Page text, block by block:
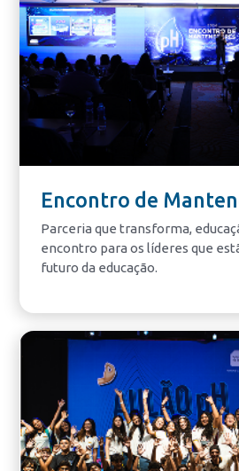
Encontro de
Parceria que transforma,
encontro para os líderes que
futuro da educação.